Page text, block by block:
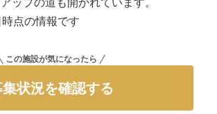
点の情報です
この施設が気になったら
状況を確認する